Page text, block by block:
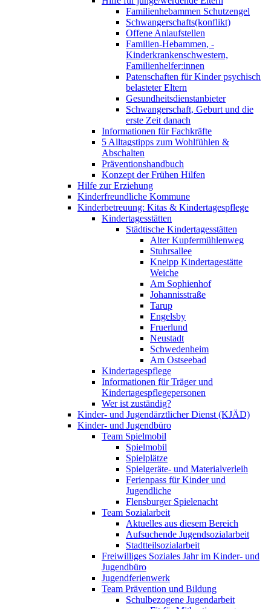
Familienhebammen Schutzengel
Schwangerschafts(konflikt)
Offene Anlaufstellen
Familien-Hebammen, -
Kinderkrankenschwestern,
Familienhelfer:innen
Patenschaften für Kinder psychisch
belasteter Eltern
Gesundheitsdienstanbieter
Schwangerschaft, Geburt und die
erste Zeit danach
Informationen für Fachkräfte
5 Alltagstipps zum Wohlfühlen &
Abschalten
Präventionshandbuch
Konzept der Frühen Hilfen
Hilfe zur Erziehung
Kinderfreundliche Kommune
Kinderbetreuung: Kitas & Kindertagespflege
Kindertagesstätten
Städtische Kindertagesstätten
Alter Kupfermühlenweg
Stuhrsallee
Kneipp Kindertagestätte
Weiche
Am Sophienhof
Johannisstraße
Tarup
Engelsby
Fruerlund
Neustadt
Schwedenheim
Am Ostseebad
Kindertagespflege
Informationen für Träger und
Kindertagespflegepersonen
Wer ist zuständig?
Kinder- und Jugendärztlicher Dienst (KJÄD)
Kinder- und Jugendbüro
Team Spielmobil
Spielmobil
Spielplätze
Spielgeräte- und Materialverleih
Ferienpass für Kinder und
Jugendliche
Flensburger Spielenacht
Team Sozialarbeit
Aktuelles aus diesem Bereich
Aufsuchende Jugendsozialarbeit
Stadtteilsozialarbeit
Freiwilliges Soziales Jahr im Kinder- und
Jugendbüro
Jugendferienwerk
Team Prävention und Bildung
Schulbezogene Jugendarbeit